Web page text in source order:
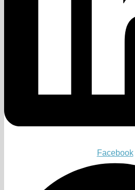
Facebook